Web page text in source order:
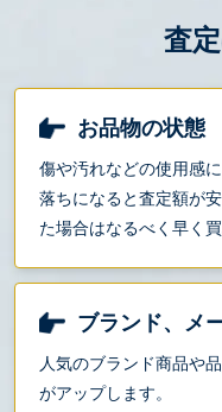
査
お品物の状態
傷や汚れなどの使用感
落ちになると査定額が
た場合はなるべく早く
ブランド、メ
人気のブランド商品や
がアップします。